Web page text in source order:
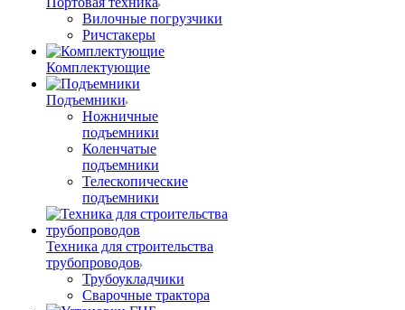
Вилочные погрузчики
Ричстакеры
Комплектующие
Подъемники
Ножничные
подъемники
Коленчатые
подъемники
Телескопические
подъемники
Техника для строительства
трубопроводов
Трубоукладчики
Сварочные трактора